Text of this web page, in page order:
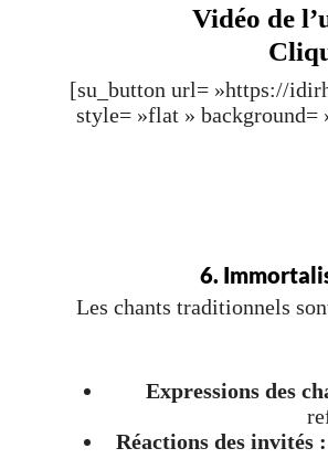
Vidéo de
[su_button url= »https://
style= »flat » background=
6.
Les chants traditionnels
Expressions des
Réactions des invités :